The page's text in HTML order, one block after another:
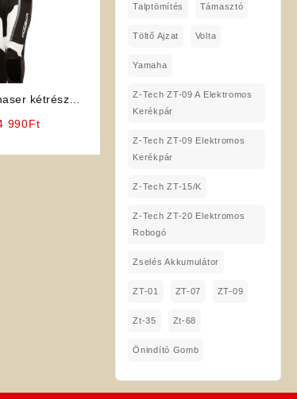
kétrészes
990Ft
Talptömítés Támasztó
Töltő Ajzat Volta
Yamaha
Z-Tech ZT-09 A Elektromos
Kerékpár
Z-Tech ZT-09 Elektromos
Kerékpár
Z-Tech ZT-15/K
Z-Tech ZT-20 Elektromos
Robogó
Zselés Akkumulátor
ZT-01 ZT-07 ZT-09
Zt-35 Zt-68
Önindító Gomb